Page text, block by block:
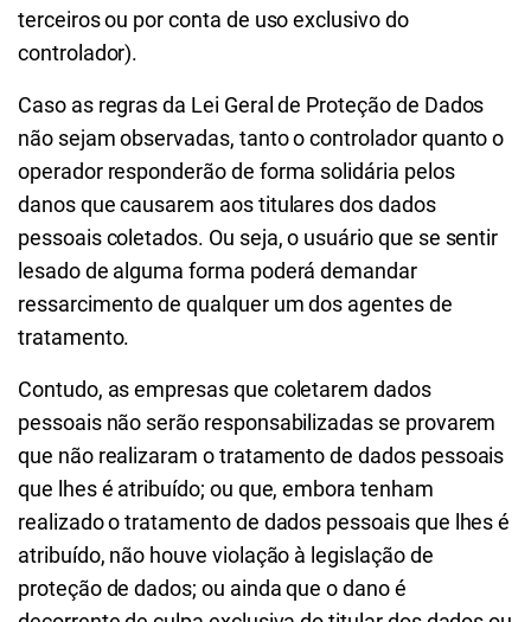
terceiros ou por conta de uso exclusivo do
controlador).
Caso as regras da Lei Geral de Proteção de Dados
não sejam observadas, tanto o controlador quanto o
operador responderão de forma solidária pelos
danos que causarem aos titulares dos dados
pessoais coletados. Ou seja, o usuário que se sentir
lesado de alguma forma poderá demandar
ressarcimento de qualquer um dos agentes de
tratamento.
Contudo, as empresas que coletarem dados
pessoais não serão responsabilizadas se provarem
que não realizaram o tratamento de dados pessoais
que lhes é atribuído; ou que, embora tenham
realizado o tratamento de dados pessoais que lhes é
atribuído, não houve violação à legislação de
proteção de dados; ou ainda que o dano é